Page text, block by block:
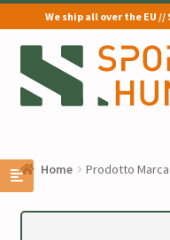
We ship all over the EU
Vai
alla
navigazione
Vai
al
contenuto
Home Prodotto Marca